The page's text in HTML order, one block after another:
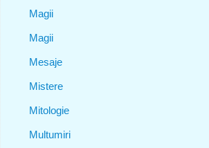
Magii
Magii
Mesaje
Mistere
Mitologie
Multumiri